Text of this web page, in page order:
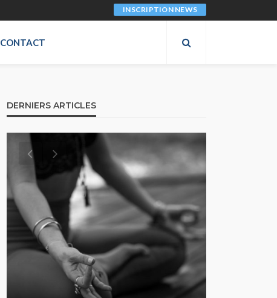
INSCRIPTION NEWS
CONTACT
DERNIERS ARTICLES